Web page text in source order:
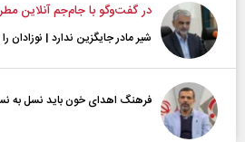
در گفت‌و‌گو با جام‌جم آنلاین
شیر مادر جایگزین ندارد | نوزادان
فرهنگ اهدای خون باید نسل به